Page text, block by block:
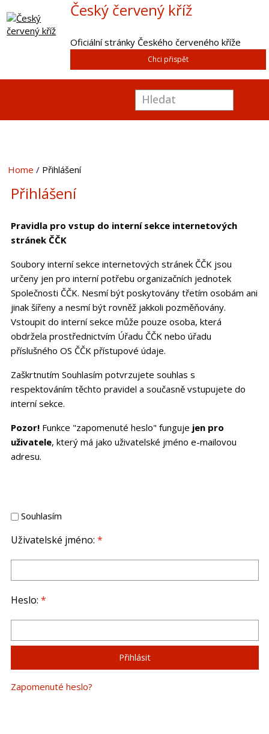
Český červený kříž
Oficiální stránky Českého červeného kříže
Chci přispět
Home Přihlášení
Přihlášení
Pravidla pro vstup do interní sekce internetových
stránek ČČK
Soubory interní sekce internetových stránek ČČK jsou
určeny jen pro interní potřebu organizačních jednotek
Společnosti ČČK. Nesmí být poskytovány třetím osobám ani
jinak šířeny a nesmí být rovněž jakkoli pozměňovány.
Vstoupit do interní sekce může pouze osoba, která
obdržela prostřednictvím Úřadu ČČK nebo úřadu
příslušného OS ČČK přístupové údaje.
Zaškrtnutím Souhlasím potvrzujete souhlas s
respektováním těchto pravidel a současně vstupujete do
interní sekce.
Pozor!Funkce "zapomenuté heslo" funguje jen pro
uživatele, který má jako uživatelské jméno e-mailovou
adresu.
Souhlasím
Uživatelské jméno: *
Heslo: *
Zapomenuté heslo?